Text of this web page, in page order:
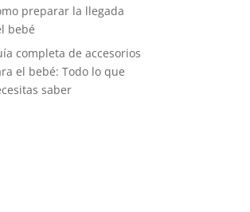
preparar la llegada
bebé
completa de accesorios
el bebé: Todo lo que
saber